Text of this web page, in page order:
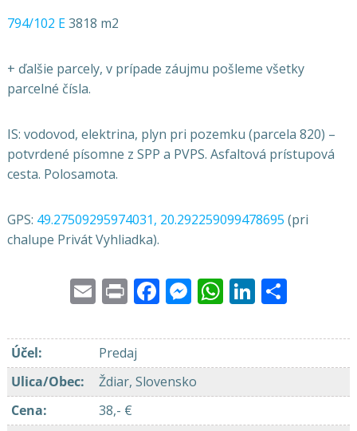
794/102 E3818 m2
+ ďalšie parcely, v prípade záujmu pošleme všetky
parcelné čísla.
IS: vodovod, elektrina, plyn pri pozemku (parcela 820) –
potvrdené písomne z SPP a PVPS. Asfaltová prístupová
cesta. Polosamota.
GPS: 49.27509295974031, 20.292259099478695 (pri
chalupe Privát Vyhliadka).
EmailPrintFacebook
Messenger
WhatsApp
LinkedIn
Účel:
Predaj
Ulica/Obec:
Ždiar, Slovensko
Cena:
38,- €